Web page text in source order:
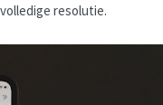
resolutie.